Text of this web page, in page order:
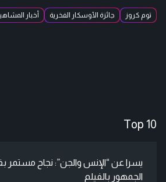
توم كروز جائزة الأوسكار الفخرية أخبار
Top 10
يسرا عن “الإنس والجن”: نجاح مستمر
الجمهور بالفيلم